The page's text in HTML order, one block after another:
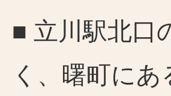
■ 立川駅北口
く、曙町にあ